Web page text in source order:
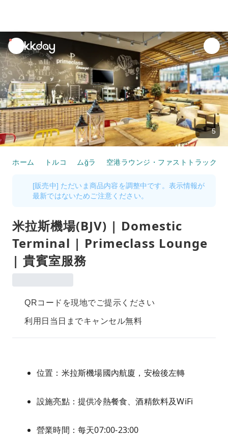
unread
notifications
5
ホーム トルコ ムğラ 空港ラウンジ・ファストトラック
[販売中] ただいま商品内容を調整中です。表示情報が
最新ではないためご注意ください。
米拉斯機場(BJV) | Domestic
Terminal | Primeclass Lounge
| 貴賓室服務
QRコードを現地でご提示ください
利用日当日までキャンセル無料
位置：米拉斯機場國內航廈，安檢後左轉
設施亮點：提供冷熱餐食、酒精飲料及WiFi
營業時間：每天07:00-23:00